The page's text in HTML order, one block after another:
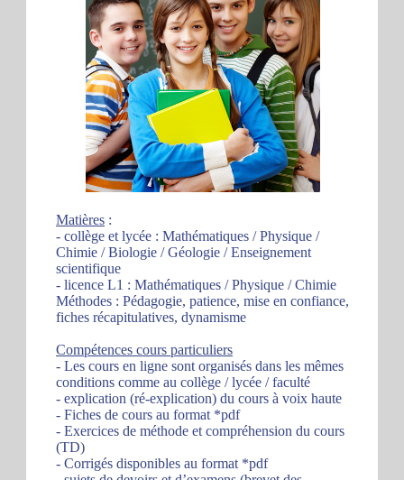
Matières :
- collège et lycée : Mathématiques / Physique /
Chimie / Biologie / Géologie / Enseignement
scientifique
- licence L1 : Mathématiques / Physique / Chimie
Méthodes : Pédagogie, patience, mise en confiance,
fiches récapitulatives, dynamisme
Compétences cours particuliers
- Les cours en ligne sont organisés dans les mêmes
conditions comme au collège / lycée / faculté
- explication (ré-explication) du cours à voix haute
- Fiches de cours au format *pdf
- Exercices de méthode et compréhension du cours
(TD)
- Corrigés disponibles au format *pdf